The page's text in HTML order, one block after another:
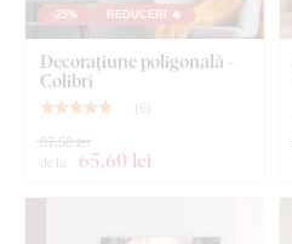
Tablou din lemn - Tucan
-25% REDUCERI 🔥
Decorațiune poligonală -
Colibri
( 6 )
de la 65,60 lei
87,50 lei